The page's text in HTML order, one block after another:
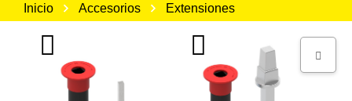
Inicio Accesorios Extensiones